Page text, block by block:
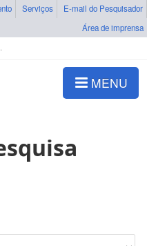
Serviços
E-mail do Pesquisador
Área de imprensa
MENU